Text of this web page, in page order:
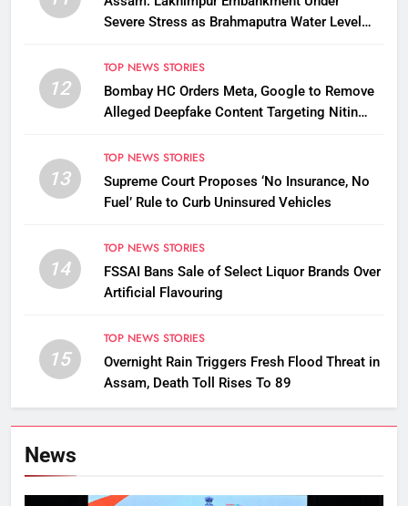
Severe Stress as Brahmaputra Water Level
12
TOP NEWS STORIES
Bombay HC Orders Meta, Google to Remove
Alleged Deepfake Content Targeting Nitin
13
TOP NEWS STORIES
Supreme Court Proposes ‘No Insurance, No
Fuel’ Rule to Curb Uninsured Vehicles
14
TOP NEWS STORIES
FSSAI Bans Sale of Select Liquor Brands Over
Artificial Flavouring
15
TOP NEWS STORIES
Overnight Rain Triggers Fresh Flood Threat in
Assam, Death Toll Rises To 89
News